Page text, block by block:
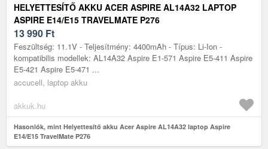
HELYETTESÍTŐ AKKU ACER ASPIRE AL14A32 LAPTOP
ASPIRE E14/E15 TRAVELMATE P276
13 990 Ft
Feszültség: 11.1V - Teljesítmény: 4400mAh - Típus: Li-Ion -
kompatibilis modellek: AL14A32 Aspire E1-571 Aspire E5-411 Aspire
E5-421 Aspire E5-471 ...
accucell, laptop akku
akkuk.hu
Hasonlók, mint Helyettesítő akku Acer Aspire AL14A32 laptop Aspire
E14/E15 TravelMate P276